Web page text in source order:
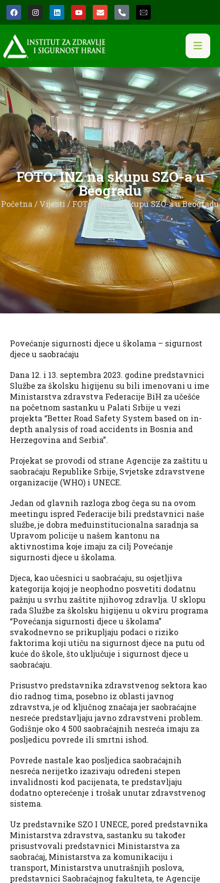
FOTO: INZ na skupu SZO-a u
Beogradu
Početna / Vijesti / FOTO: INZ na skupu SZO-a u Beogradu
Povećanje sigurnosti djece u školama – sigurnost
djece u saobraćaju
Dana 12. i 13. septembra 2023. godine predstavnici
Službe za školsku higijenu su bili imenovani u ime
Ministarstva zdravstva Federacije BiH za učešće
na početnom sastanku u Palati Srbije u vezi
projekta “Better Road Safety System based on in-
depth analysis of road accidents in Bosnia and
Herzegovina and Serbia”.
Projekat se provodi od strane Agencije za zaštitu u
saobraćaju Republike Srbije, Svjetske zdravstvene
organizacije (WHO) i UNECE.
Jedan od glavnih razloga zbog čega su na ovom
meetingu ispred Federacije bili predstavnici naše
službe, je dobra međuinstitucionalna saradnja sa
Upravom policije u našem kantonu na
aktivnostima koje imaju za cilj Povećanje
sigurnosti djece u školama.
Djeca, kao učesnici u saobraćaju, su osjetljiva
kategorija kojoj je neophodno posvetiti dodatnu
pažnju u svrhu zaštite njihovog zdravlja. U sklopu
rada Službe za školsku higijenu u okviru programa
“Povećanja sigurnosti djece u školama”
svakodnevno se prikupljaju podaci o riziko
faktorima koji utiču na sigurnost djece na putu od
kuće do škole, što uključuje i sigurnost djece u
saobraćaju.
Prisustvo predstavnika zdravstvenog sektora kao
dio radnog tima, posebno iz oblasti javnog
zdravstva, je od ključnog značaja jer saobraćajne
nesreće predstavljaju javno zdravstveni problem.
Godišnje oko 4 500 saobraćajnih nesreća imaju za
posljedicu povrede ili smrtni ishod.
Povrede nastale kao posljedica saobraćajnih
nesreća nerijetko izazivaju određeni stepen
invalidnosti kod pacijenata, te predstavljaju
dodatno opterećenje i trošak unutar zdravstvenog
sistema.
Uz predstavnike SZO I UNECE, pored predstavnika
Ministarstva zdravstva, sastanku su također
prisustvovali predstavnici Ministarstva za
saobraćaj, Ministarstva za komunikaciju i
transport, Ministarstva unutrašnjih poslova,
predstavnici Saobraćajnog fakulteta, te Agencije